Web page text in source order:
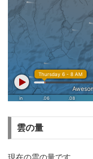
雲の量
現在の雲の量です。